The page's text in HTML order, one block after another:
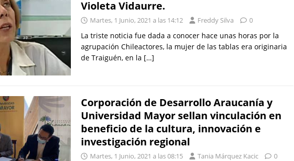
Violeta Vidaurre.
Martes, 1 Junio, 2021 a las 14:12 Freddy Silva 0
La triste noticia fue dada a conocer hace unas horas por la
agrupación Chileactores, la mujer de las tablas era originaria
de Traiguén, en la […]
Corporación de Desarrollo Araucanía y
Universidad Mayor sellan vinculación en
beneficio de la cultura, innovación e
investigación regional
Martes, 1 Junio, 2021 a las 08:15 Tania Márquez Kacic 0